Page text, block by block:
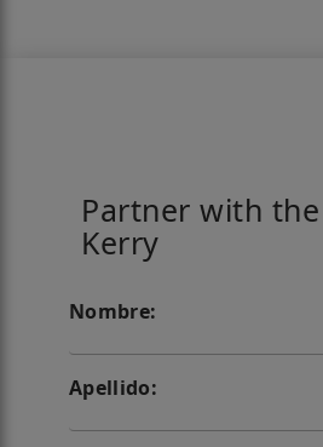
Partner with
Kerry
Nombre:
Apellido: